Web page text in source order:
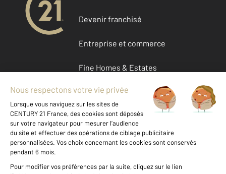
Devenir franchisé
Entreprise et commerce
Fine Homes & Estates
À propos de CENTURY 21
International
Nous contacter